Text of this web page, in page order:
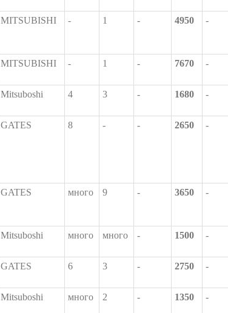
MITSUBISHI - 1 - 4950 -
MITSUBISHI - 1 - 7670 -
Mitsuboshi 4 3 - 1680 -
GATES 8 - - 2650 -
GATES много 9 - 3650 -
Mitsuboshi много много - 1500 -
GATES 6 3 - 2750 -
Mitsuboshi много 2 - 1350 -